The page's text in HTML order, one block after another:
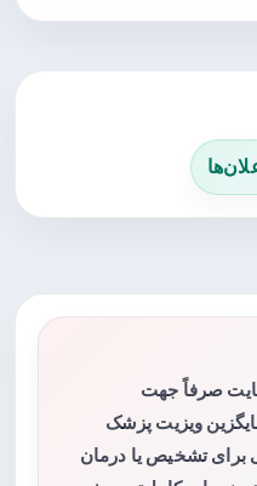
صرفاً جهت
ویزیت پزشک
تشخیص یا درمان